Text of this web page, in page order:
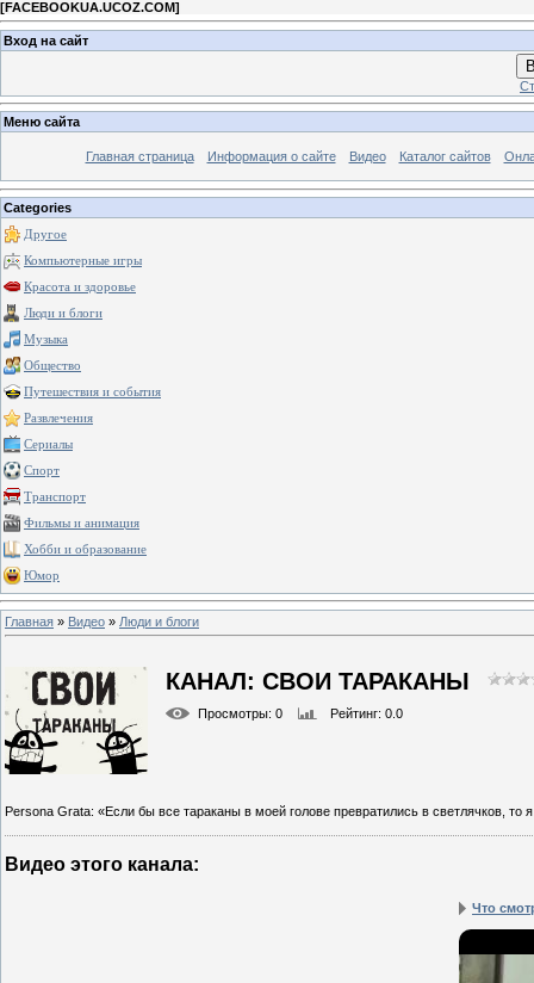
[FACEBOOKUA.UCOZ.COM]
Вход на сайт
Меню сайта
Главная страница Информация о сайте Видео Каталог сайтов
Categories
Другое
Компьютерные игры
Красота и здоровье
Люди и блоги
Музыка
Общество
Путешествия и события
Развлечения
Сериалы
Спорт
Транспорт
Фильмы и анимация
Хобби и образование
Юмор
Главная » Видео » Люди и блоги
КАНАЛ: СВОИ ТАРАКАНЫ
Просмотры: 0 Рейтинг: 0.0
Persona Grata: «Если бы все тараканы в моей голове превратились в светлячков, то
Видео этого канала:
Что